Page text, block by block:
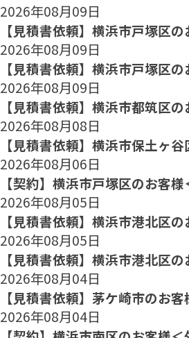
2026年08月09日
【見積書依頼】横浜市戸塚区
2026年08月09日
【見積書依頼】横浜市戸塚区
2026年08月09日
【見積書依頼】横浜市都筑区
2026年08月08日
【見積書依頼】横浜市保土ヶ
2026年08月06日
【契約】横浜市戸塚区のお客
2026年08月05日
【見積書依頼】横浜市港北区
2026年08月05日
【見積書依頼】横浜市港北区
2026年08月04日
【見積書依頼】茅ケ崎市のお客
2026年08月04日